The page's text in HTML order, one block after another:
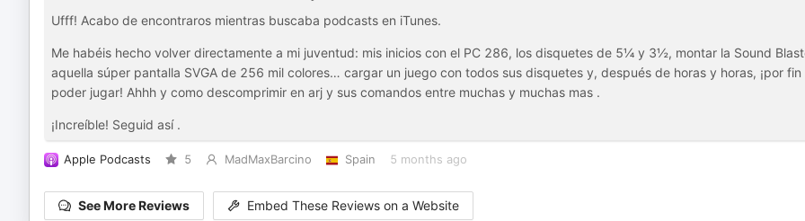
Ufff! Acabo de encontraros mientras buscaba podcasts en iTunes.
Me habéis hecho volver directamente a mi juventud: mis inicios con el PC 286, los disquetes de 5¼ y 3½, montar la Sound
aquella súper pantalla SVGA de 256 mil colores… cargar un juego con todos sus disquetes y, después de horas y horas, ¡por fin
poder jugar! Ahhh y como descomprimir en arj y sus comandos entre muchas y muchas mas .
¡Increíble! Seguid así .
Apple Podcasts 5 MadMaxBarcino Spain 5 months ago
See More Reviews Embed These Reviews on a Website